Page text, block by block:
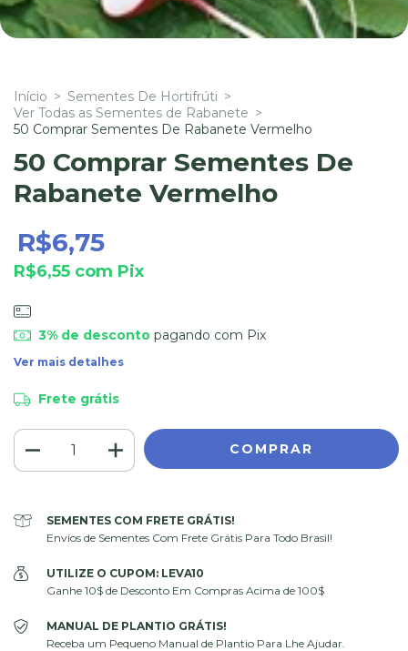
Início > Sementes De Hortifrúti >
Ver Todas as Sementes de Rabanete >
50 Comprar Sementes De Rabanete Vermelho
50 Comprar Sementes De
Rabanete Vermelho
R$6,75
R$6,55 com Pix
3% de descontopagando com Pix
Ver mais detalhes
Frete grátis
SEMENTES COM FRETE GRÁTIS!
Envios de Sementes Com Frete Grátis Para Todo Brasil!
UTILIZE O CUPOM: LEVA10
Ganhe 10$ de Desconto Em Compras Acima de 100$
MANUAL DE PLANTIO GRÁTIS!
Receba um Pequeno Manual de Plantio Para Lhe Ajudar.